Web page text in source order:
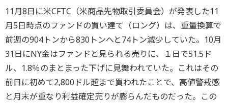
11月8日に米CFTC（米商品先物取引委員会）が発表した11
月5日時点のファンドの買い建て（ロング）は、重量換算で
前週の904トンから830トンへと74トン減少していた。10月
31日にNY金はファンドと見られる売りに、１日で51.5ド
ル、1.8％のまとまった下げに見舞われていた。これはその
前日に初めて2,800ドル超まで買われたことで、高値警戒感
と月末が重なり利益確定売りが膨らんだものだった。この